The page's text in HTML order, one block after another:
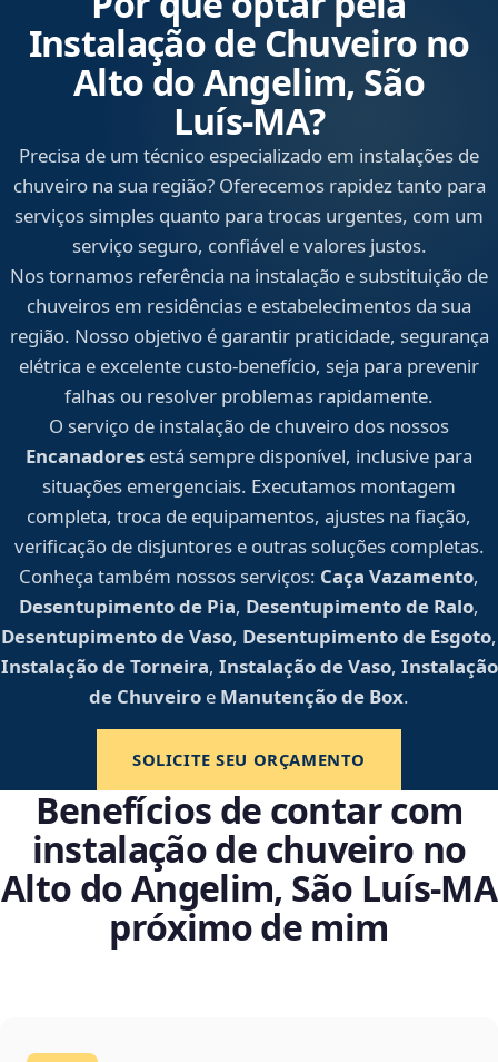
Instalação de Chuveiro no
Alto do Angelim, São
Luís‑MA?
Precisa de um técnico especializado em instalações de
chuveiro na sua região? Oferecemos rapidez tanto para
serviços simples quanto para trocas urgentes, com um
serviço seguro, confiável e valores justos.
Nos tornamos referência na instalação e substituição de
chuveiros em residências e estabelecimentos da sua
região. Nosso objetivo é garantir praticidade, segurança
elétrica e excelente custo-benefício, seja para prevenir
falhas ou resolver problemas rapidamente.
O serviço de instalação de chuveiro dos nossos
Encanadores está sempre disponível, inclusive para
situações emergenciais. Executamos montagem
completa, troca de equipamentos, ajustes na fiação,
verificação de disjuntores e outras soluções completas.
Conheça também nossos serviços: Caça Vazamento,
Desentupimento de Pia, Desentupimento de Ralo,
Desentupimento de Vaso, Desentupimento de Esgoto,
Instalação de Torneira, Instalação de Vaso, Instalação
de Chuveiro e Manutenção de Box.
SOLICITE SEU ORÇAMENTO
Benefícios de contar com
instalação de chuveiro no
Alto do Angelim, São Luís‑MA
próximo de mim